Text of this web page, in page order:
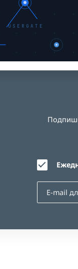
USERGATE